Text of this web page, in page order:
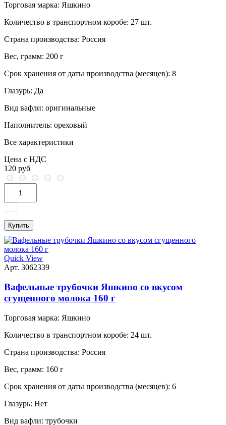
Торговая марка: Яшкино
Количество в транспортном коробе: 27 шт.
Страна производства: Россия
Вес, грамм: 200 г
Срок хранения от даты производства (месяцев): 8
Глазурь: Да
Вид вафли: оригинальные
Наполнитель: ореховый
Все характеристики
Цена с НДС
120 руб
Купить
Quick View
Арт. 3062339
Вафельные трубочки Яшкино со вкусом
сгущенного молока 160 г
Торговая марка: Яшкино
Количество в транспортном коробе: 24 шт.
Страна производства: Россия
Вес, грамм: 160 г
Срок хранения от даты производства (месяцев): 6
Глазурь: Нет
Вид вафли: трубочки